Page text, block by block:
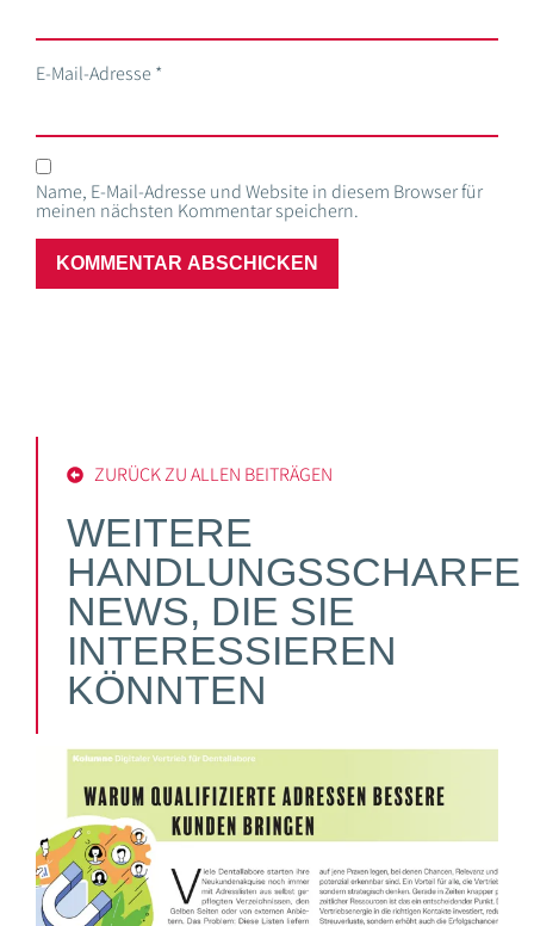
E-Mail-Adresse*
Name, E-Mail-Adresse und Website in diesem Browser für
meinen nächsten Kommentar speichern.
ZURÜCK ZU ALLEN BEITRÄGEN
WEITERE
HANDLUNGSSCHARFE
NEWS, DIE SIE
INTERESSIEREN
KÖNNTEN